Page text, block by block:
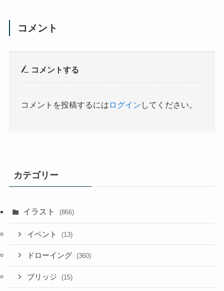
コメント
コメントする
コメントを投稿するには ログイン してください。
カテゴリー
イラスト (866)
イベント (13)
ドローイング (360)
ブリッジ (15)